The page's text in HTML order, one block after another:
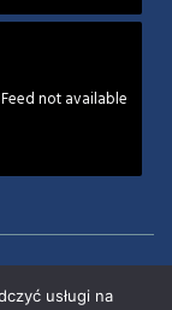
Feed not available
usługi na